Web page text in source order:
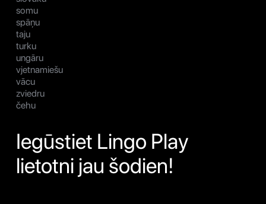
somu
spāņu
taju
turku
ungāru
vjetnamiešu
vācu
zviedru
čehu
Iegūstiet Lingo Play
lietotni jau šodien!